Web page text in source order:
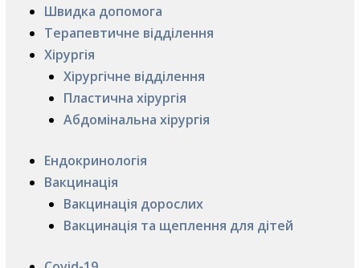
Швидка допомога
Терапевтичне відділення
Хірургія
Хірургічне відділення
Пластична хірургія
Абдомінальна хірургія
Ендокринологія
Вакцинація
Вакцинація дорослих
Вакцинація та щеплення для дітей